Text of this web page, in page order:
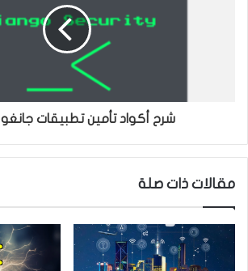
شرح أكواد تأمين تطبيقات جانغو Django
مقالات ذات صلة